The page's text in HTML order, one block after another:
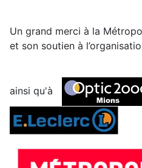
Un grand merci à la
et son soutien à
ainsi qu'à